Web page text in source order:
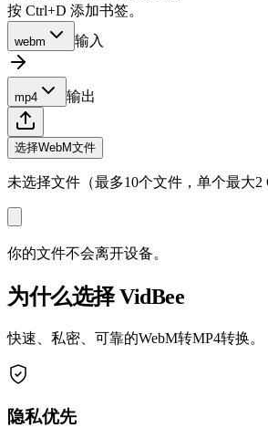
按 Ctrl+D 添加书签。
webm 输入
mp4 输出
选择WebM文件
未选择文件（最多10个文件，单个最大2
你的文件不会离开设备。
为什么选择 VidBee
快速、私密、可靠的WebM转MP4转换。
隐私优先